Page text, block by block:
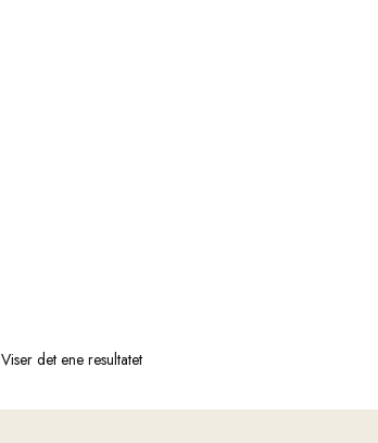
Viser det ene resultatet